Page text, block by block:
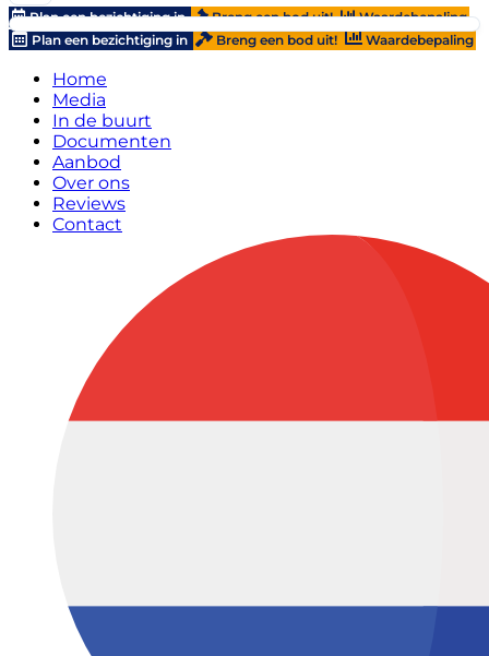
Plan een bezichtiging in Breng een bod uit!
Waardebepaling
Plan een bezichtiging in
Breng een bod uit! Waardebepaling
Home
Media
In de buurt
Documenten
Aanbod
Over ons
Reviews
Contact